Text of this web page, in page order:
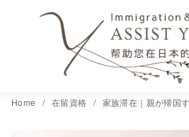
Home 在留資格 家族滞在｜親が帰国